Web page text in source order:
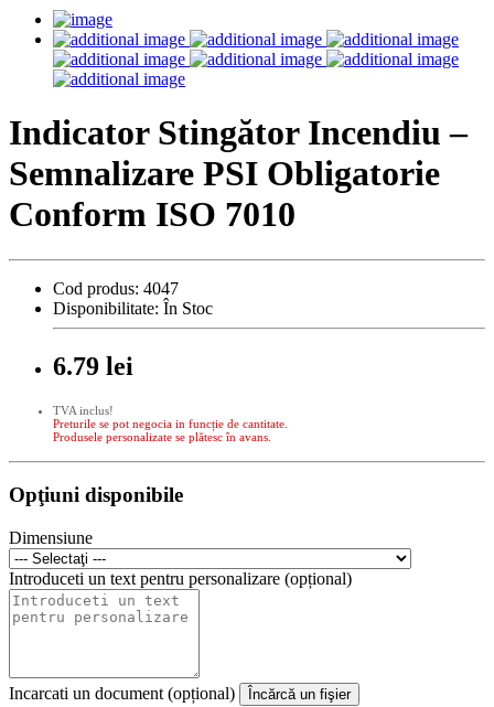
Indicator Stingător Incendiu –
Semnalizare PSI Obligatorie
Conform ISO 7010
Cod produs: 4047
Disponibilitate: În Stoc
6.79 lei
TVA inclus!
Preturile se pot negocia in funcție de cantitate.
Produsele personalizate se plătesc în avans.
Opţiuni disponibile
Dimensiune
Introduceti un text pentru personalizare (opțional)
Incarcati un document (opțional) Încărcă un fişier